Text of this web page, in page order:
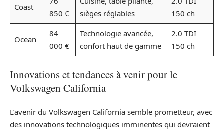
Coast
850 €
sièges réglables
150 ch
Ocean
84
000 €
Technologie avancée,
confort haut de gamme
2.0 TDI
150 ch
Innovations et tendances à venir pour le
Volkswagen California
L’avenir du Volkswagen California semble prometteur, avec
des innovations technologiques imminentes qui devraient